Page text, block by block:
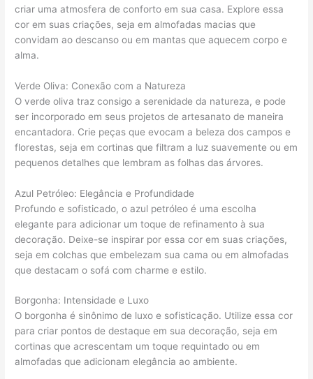
criar uma atmosfera de conforto em sua casa. Explore essa
cor em suas criações, seja em almofadas macias que
convidam ao descanso ou em mantas que aquecem corpo e
alma.
Verde Oliva: Conexão com a Natureza
O verde oliva traz consigo a serenidade da natureza, e pode
ser incorporado em seus projetos de artesanato de maneira
encantadora. Crie peças que evocam a beleza dos campos e
florestas, seja em cortinas que filtram a luz suavemente ou em
pequenos detalhes que lembram as folhas das árvores.
Azul Petróleo: Elegância e Profundidade
Profundo e sofisticado, o azul petróleo é uma escolha
elegante para adicionar um toque de refinamento à sua
decoração. Deixe-se inspirar por essa cor em suas criações,
seja em colchas que embelezam sua cama ou em almofadas
que destacam o sofá com charme e estilo.
Borgonha: Intensidade e Luxo
O borgonha é sinônimo de luxo e sofisticação. Utilize essa cor
para criar pontos de destaque em sua decoração, seja em
cortinas que acrescentam um toque requintado ou em
almofadas que adicionam elegância ao ambiente.